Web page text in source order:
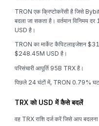
TRON एक क्रिप्टोकरेंसी है जिसे
बदला जा सकता है। वर्तमान
USD है।
TRON का मार्केट कैपिटलाइजेशन
$248.45M USD है।
परिसंचारी आपूर्ति 95B TRX है।
पिछले 24 घंटों में, TRON 0.79%
TRX को USD में कैसे बदलें
वह TRX राशि दर्ज करें जिसे आप बदलना